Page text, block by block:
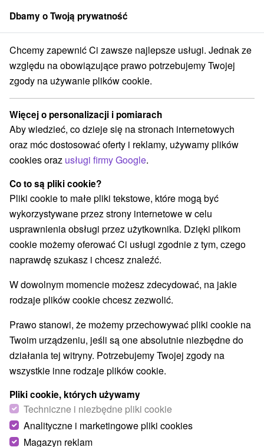
członek grupySorger
Jesienny pobyt Flexi Wellness. Korzystne ceny przedłużeń w
Jesienny pobyt Flexi Wellness.
Korzystne ceny przedłużeń w
zależności od ilości noclegów !
Oferta wygasła! Wybierz poniżej z aktualnych ofert.
Hotel Panorama★★★ ★Trenczańskie Teplice
Trenčianske Teplice
Przejdź do lokalizacji
9,4 doskonały·116 recenzji
Dbamy o Twoją prywatność
Chcemy zapewnić Ci zawsze najlepsze usługi. Jednak ze
względu na obowiązujące prawo potrzebujemy Twojej
zgody na używanie plików cookie.
Więcej o personalizacji i pomiarach
Aby wiedzieć, co dzieje się na stronach internetowych
oraz móc dostosować oferty i reklamy, używamy plików
cookies oraz usługi firmy Google.
Co to są pliki cookie?
Pliki cookie to małe pliki tekstowe, które mogą być
wykorzystywane przez strony internetowe w celu
usprawnienia obsługi przez użytkownika. Dzięki plikom
cookie możemy oferować Ci usługi zgodnie z tym, czego
naprawdę szukasz i chcesz znaleźć.
W dowolnym momencie możesz zdecydować, na jakie
rodzaje plików cookie chcesz zezwolić.
Prawo stanowi, że możemy przechowywać pliki cookie na
Twoim urządzeniu, jeśli są one absolutnie niezbędne do
działania tej witryny. Potrzebujemy Twojej zgody na
wszystkie inne rodzaje plików cookie.
Pliki cookie, których używamy
Techniczne i niezbędne pliki cookie
Analityczne i marketingowe pliki cookies
Magazyn reklam